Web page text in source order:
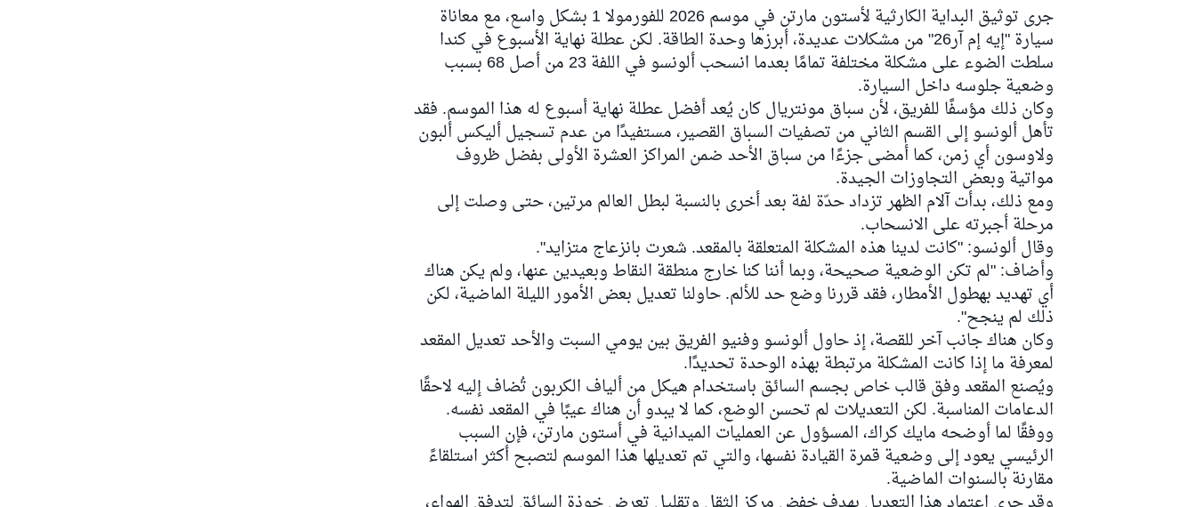
سباقات التحمّل
جرى توثيق البداية الكارثية لأستون مارتن في موسم 2026 للفورمولا 1 بشكل واسع، مع معاناة
سيارة "إيه إم آر26" من مشكلات عديدة، أبرزها وحدة الطاقة. لكن عطلة نهاية الأسبوع في كندا
سلطت الضوء على مشكلة مختلفة تمامًا بعدما انسحب ألونسو في اللفة 23 من أصل 68 بسبب
وضعية جلوسه داخل السيارة.
وكان ذلك مؤسفًا للفريق، لأن سباق مونتريال كان يُعد أفضل عطلة نهاية أسبوع له هذا الموسم. فقد
تأهل ألونسو إلى القسم الثاني من تصفيات السباق القصير، مستفيدًا من عدم تسجيل أليكس ألبون
ولاوسون أي زمن، كما أمضى جزءًا من سباق الأحد ضمن المراكز العشرة الأولى بفضل ظروف
مواتية وبعض التجاوزات الجيدة.
ومع ذلك، بدأت آلام الظهر تزداد حدّة لفة بعد أخرى بالنسبة لبطل العالم مرتين، حتى وصلت إلى
مرحلة أجبرته على الانسحاب.
وقال ألونسو: "كانت لدينا هذه المشكلة المتعلقة بالمقعد. شعرت بانزعاج متزايد".
وأضاف: "لم تكن الوضعية صحيحة، وبما أننا كنا خارج منطقة النقاط وبعيدين عنها، ولم يكن هناك
أي تهديد بهطول الأمطار، فقد قررنا وضع حد للألم. حاولنا تعديل بعض الأمور الليلة الماضية، لكن
ذلك لم ينجح".
وكان هناك جانب آخر للقصة، إذ حاول ألونسو وفنيو الفريق بين يومي السبت والأحد تعديل المقعد
لمعرفة ما إذا كانت المشكلة مرتبطة بهذه الوحدة تحديدًا.
ويُصنع المقعد وفق قالب خاص بجسم السائق باستخدام هيكل من ألياف الكربون تُضاف إليه لاحقًا
الدعامات المناسبة. لكن التعديلات لم تحسن الوضع، كما لا يبدو أن هناك عيبًا في المقعد نفسه.
ووفقًا لما أوضحه مايك كراك، المسؤول عن العمليات الميدانية في أستون مارتن، فإن السبب
الرئيسي يعود إلى وضعية قمرة القيادة نفسها، والتي تم تعديلها هذا الموسم لتصبح أكثر استلقاءً
مقارنة بالسنوات الماضية.